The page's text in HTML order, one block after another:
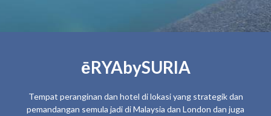
ēRYAbySURIA
Tempat peranginan dan hotel di lokasi yang strategik dan
pemandangan semula jadi di Malaysia dan London dan juga